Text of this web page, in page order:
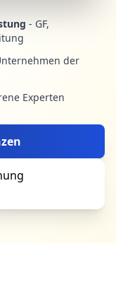
- GF,
der
Experten